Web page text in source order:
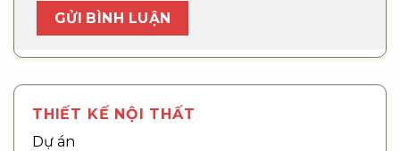
THIẾT KẾ NỘI THẤT
Dự án